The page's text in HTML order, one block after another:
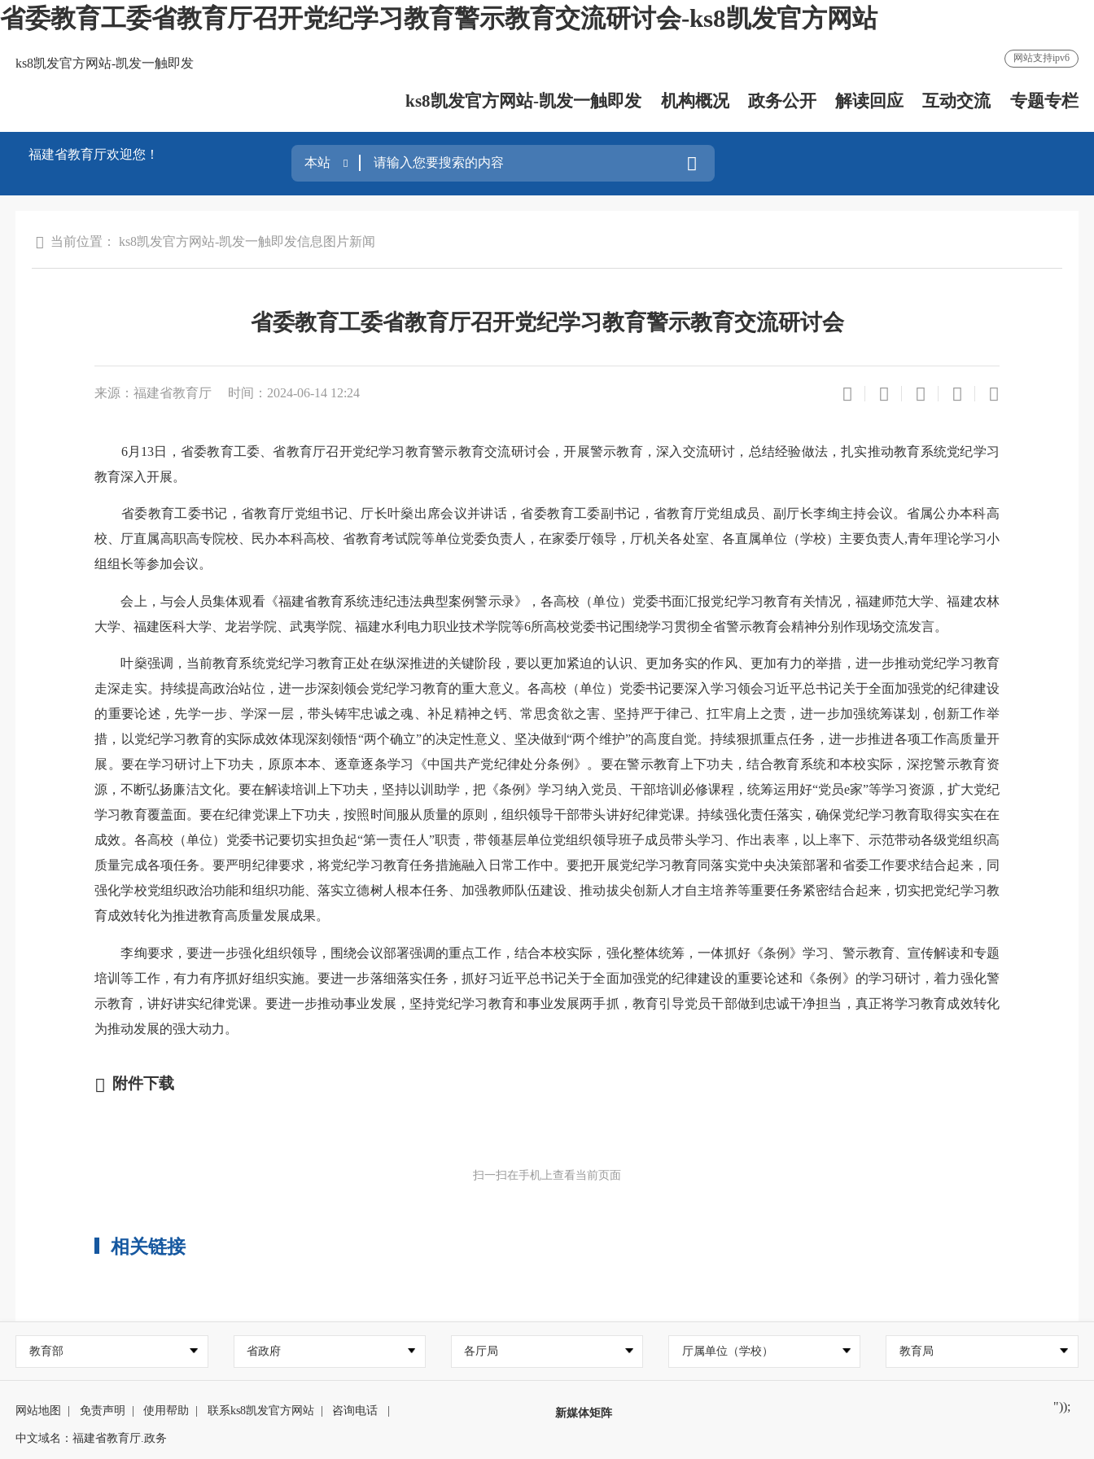
省委教育工委省教育厅召开党纪学习教育警示教育交流研讨会-ks8凯发官方网站
ks8凯发官方网站-凯发一触即发 网站支持ipv6
ks8凯发官方网站-凯发一触即发 机构概况 政务公开 解读回应 互动交流 专题专栏
福建省教育厅欢迎您！
当前位置： ks8凯发官方网站-凯发一触即发信息 图片新闻
省委教育工委省教育厅召开党纪学习教育警示教育交流研讨会
来源：福建省教育厅 时间：2024-06-14 12:24
6月13日，省委教育工委、省教育厅召开党纪学习教育警示教育交流研讨会，开展警示教育，深入交流研讨，总结经验做法，扎实推动教育系统党纪学习
教育深入开展。
省委教育工委书记，省教育厅党组书记、厅长叶燊出席会议并讲话，省委教育工委副书记，省教育厅党组成员、副厅长李绚主持会议。省属公办本科高
校、厅直属高职高专院校、民办本科高校、省教育考试院等单位党委负责人，在家委厅领导，厅机关各处室、各直属单位（学校）主要负责人,青年理论学习小
组组长等参加会议。
会上，与会人员集体观看《福建省教育系统违纪违法典型案例警示录》，各高校（单位）党委书面汇报党纪学习教育有关情况，福建师范大学、福建农林
大学、福建医科大学、龙岩学院、武夷学院、福建水利电力职业技术学院等6所高校党委书记围绕学习贯彻全省警示教育会精神分别作现场交流发言。
叶燊强调，当前教育系统党纪学习教育正处在纵深推进的关键阶段，要以更加紧迫的认识、更加务实的作风、更加有力的举措，进一步推动党纪学习教育
走深走实。持续提高政治站位，进一步深刻领会党纪学习教育的重大意义。各高校（单位）党委书记要深入学习领会习近平总书记关于全面加强党的纪律建设
的重要论述，先学一步、学深一层，带头铸牢忠诚之魂、补足精神之钙、常思贪欲之害、坚持严于律己、扛牢肩上之责，进一步加强统筹谋划，创新工作举
措，以党纪学习教育的实际成效体现深刻领悟“两个确立”的决定性意义、坚决做到“两个维护”的高度自觉。持续狠抓重点任务，进一步推进各项工作高质量开
展。要在学习研讨上下功夫，原原本本、逐章逐条学习《中国共产党纪律处分条例》。要在警示教育上下功夫，结合教育系统和本校实际，深挖警示教育资
源，不断弘扬廉洁文化。要在解读培训上下功夫，坚持以训助学，把《条例》学习纳入党员、干部培训必修课程，统筹运用好“党员e家”等学习资源，扩大党纪
学习教育覆盖面。要在纪律党课上下功夫，按照时间服从质量的原则，组织领导干部带头讲好纪律党课。持续强化责任落实，确保党纪学习教育取得实实在在
成效。各高校（单位）党委书记要切实担负起“第一责任人”职责，带领基层单位党组织领导班子成员带头学习、作出表率，以上率下、示范带动各级党组织高
质量完成各项任务。要严明纪律要求，将党纪学习教育任务措施融入日常工作中。要把开展党纪学习教育同落实党中央决策部署和省委工作要求结合起来，同
强化学校党组织政治功能和组织功能、落实立德树人根本任务、加强教师队伍建设、推动拔尖创新人才自主培养等重要任务紧密结合起来，切实把党纪学习教
育成效转化为推进教育高质量发展成果。
李绚要求，要进一步强化组织领导，围绕会议部署强调的重点工作，结合本校实际，强化整体统筹，一体抓好《条例》学习、警示教育、宣传解读和专题
培训等工作，有力有序抓好组织实施。要进一步落细落实任务，抓好习近平总书记关于全面加强党的纪律建设的重要论述和《条例》的学习研讨，着力强化警
示教育，讲好讲实纪律党课。要进一步推动事业发展，坚持党纪学习教育和事业发展两手抓，教育引导党员干部做到忠诚干净担当，真正将学习教育成效转化
为推动发展的强大动力。
附件下载
扫一扫在手机上查看当前页面
相关链接
教育部 省政府 各厅局 厅属单位（学校） 教育局
网站地图 | 免责声明 | 使用帮助 | 联系ks8凯发官方网站 | 咨询电话 |
中文域名：福建省教育厅.政务
新媒体矩阵 "));